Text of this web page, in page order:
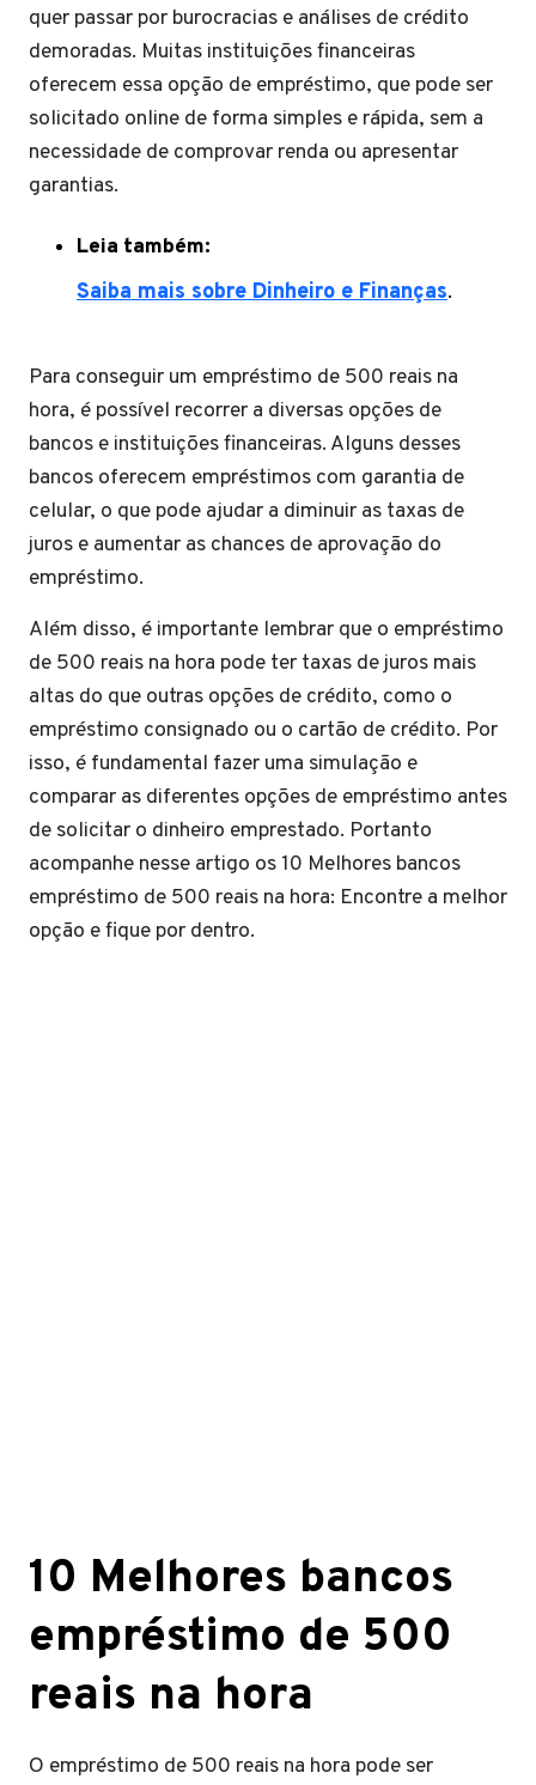
quer passar por burocracias e análises de crédito
demoradas. Muitas instituições financeiras
oferecem essa opção de empréstimo, que pode ser
solicitado online de forma simples e rápida, sem a
necessidade de comprovar renda ou apresentar
garantias.
Leia também:
Saiba mais sobre Dinheiro e Finanças.
Para conseguir um empréstimo de 500 reais na
hora, é possível recorrer a diversas opções de
bancos e instituições financeiras. Alguns desses
bancos oferecem empréstimos com garantia de
celular, o que pode ajudar a diminuir as taxas de
juros e aumentar as chances de aprovação do
empréstimo.
Além disso, é importante lembrar que o empréstimo
de 500 reais na hora pode ter taxas de juros mais
altas do que outras opções de crédito, como o
empréstimo consignado ou o cartão de crédito. Por
isso, é fundamental fazer uma simulação e
comparar as diferentes opções de empréstimo antes
de solicitar o dinheiro emprestado. Portanto
acompanhe nesse artigo os 10 Melhores bancos
empréstimo de 500 reais na hora: Encontre a melhor
opção e fique por dentro.
10 Melhores bancos
empréstimo de 500
reais na hora
O empréstimo de 500 reais na hora pode ser